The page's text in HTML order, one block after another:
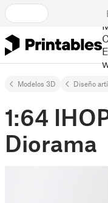
Modelos 3D Diseño
1:64
Diorama